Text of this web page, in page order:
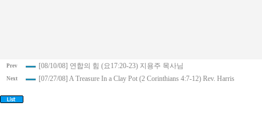
Prev [08/10/08] 연합의 힘 (요17:20-23) 지용주 목사님
Next [07/27/08] A Treasure In a Clay Pot (2 Corinthians 4:7-12) Rev. Harris